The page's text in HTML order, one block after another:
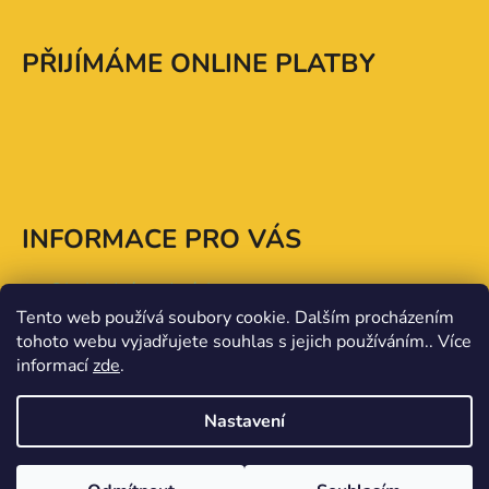
Tento web používá soubory cookie. Dalším procházením
tohoto webu vyjadřujete souhlas s jejich používáním.. Více
informacízde.
Nastavení
PŘIJÍMÁME ONLINE PLATBY
INFORMACE PRO VÁS
Obchodní podmínky
Ochrana osobních údajů
Vytvořil Shoptet
Copyright 2026Jana Muzikantová - Jídlo jako lék.